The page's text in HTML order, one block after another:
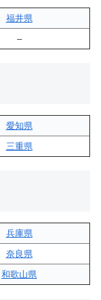
福井県
–
愛知県
三重県
兵庫県
奈良県
和歌山県